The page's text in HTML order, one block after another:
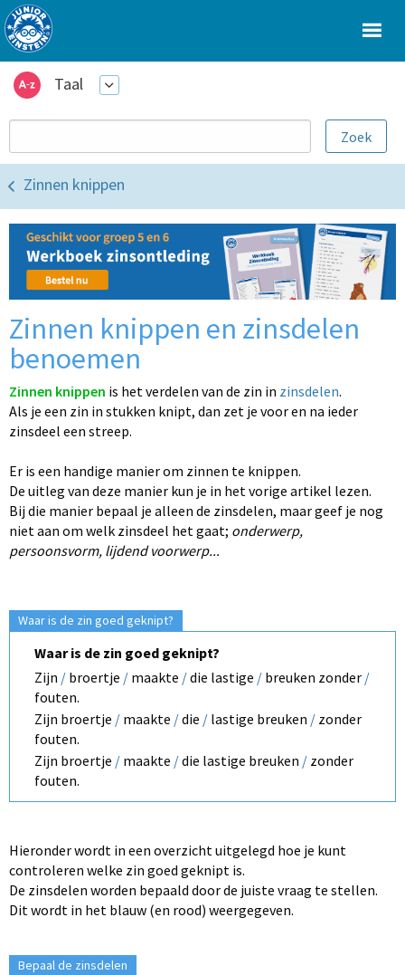
Taal
Zinnen knippen
Zinnen knippen en zinsdelen
benoemen
Zinnen knippen is het verdelen van de zin in zinsdelen.
Als je een zin in stukken knipt, dan zet je voor en na ieder
zinsdeel een streep.
Er is een handige manier om zinnen te knippen.
De uitleg van deze manier kun je in het vorige artikel lezen.
Bij die manier bepaal je alleen de zinsdelen, maar geef je nog
niet aan om welk zinsdeel het gaat; onderwerp,
persoonsvorm, lijdend voorwerp...
Waar is de zin goed geknipt?
Waar is de zin goed geknipt?
Zijn / broertje / maakte /die lastige / breuken zonder /
fouten.
Zijn broertje / maakte /die / lastige breuken / zonder
fouten.
Zijn broertje / maakte /die lastige breuken / zonder
fouten.
Hieronder wordt in een overzicht uitgelegd hoe je kunt
controleren welke zin goed geknipt is.
De zinsdelen worden bepaald door de juiste vraag te stellen.
Dit wordt in het blauw (en rood) weergegeven.
Bepaal de zinsdelen